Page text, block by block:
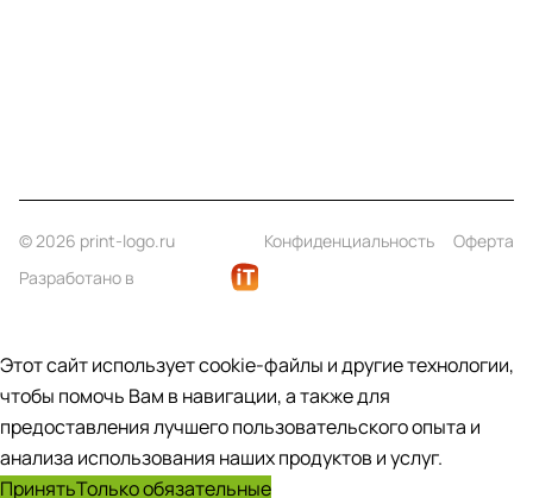
© 2026 print-logo.ru Конфиденциальность
Оферта
Разработано в
Этот сайт использует cookie-файлы и другие технологии,
чтобы помочь Вам в навигации, а также для
предоставления лучшего пользовательского опыта и
анализа использования наших продуктов и услуг.
ПринятьТолько обязательные